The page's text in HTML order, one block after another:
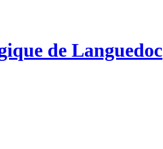
de Languedoc